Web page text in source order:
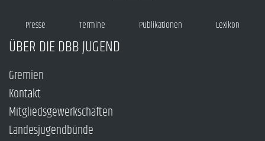
Presse Termine Publikationen Lexikon
ÜBER DIE DBB JUGEND
Gremien
Kontakt
Mitgliedsgewerkschaften
Landesjugendbünde